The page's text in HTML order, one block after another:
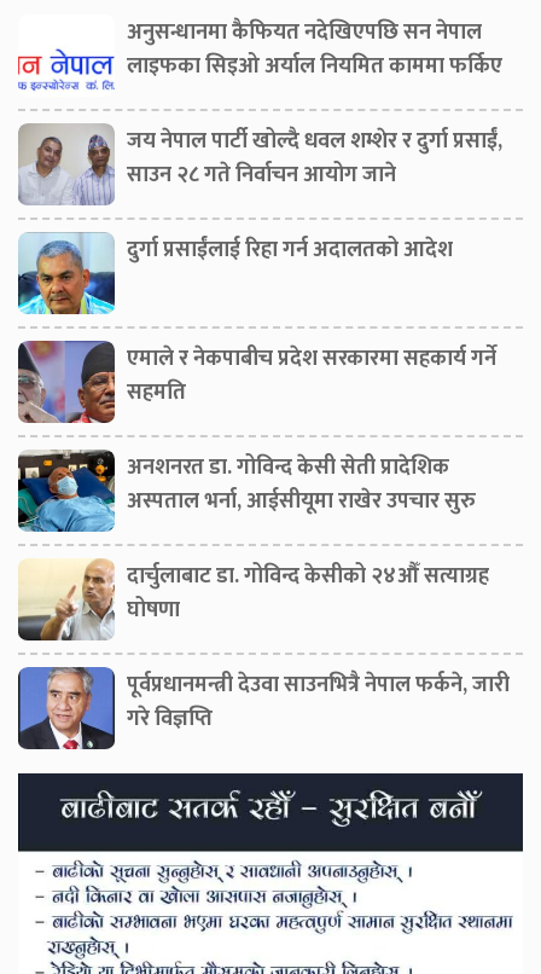
अनुसन्धानमा कैफियत नदेखिएपछि सन नेपाल
लाइफका सिइओ अर्याल नियमित काममा फर्किए
जय नेपाल पार्टी खोल्दै धवल शम्शेर र दुर्गा प्रसाईं,
साउन २८ गते निर्वाचन आयोग जाने
दुर्गा प्रसाईंलाई रिहा गर्न अदालतको आदेश
एमाले र नेकपाबीच प्रदेश सरकारमा सहकार्य गर्ने
सहमति
अनशनरत डा. गोविन्द केसी सेती प्रादेशिक
अस्पताल भर्ना, आईसीयूमा राखेर उपचार सुरु
दार्चुलाबाट डा. गोविन्द केसीको २४औँ सत्याग्रह
घोषणा
पूर्वप्रधानमन्त्री देउवा साउनभित्रै नेपाल फर्कने, जारी
गरे विज्ञप्ति